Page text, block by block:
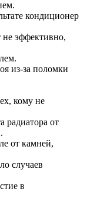
кондиционер
не эффективно,
из-за поломки
кому не
радиатора от
от камней,
случаев
в